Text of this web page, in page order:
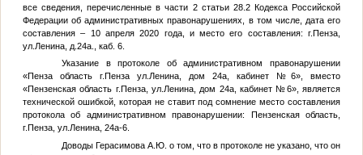
все сведения, перечисленные в части 2 статьи 28.2 Кодекса Российской
Федерации об административных правонарушениях, в том числе, дата его
составления – 10 апреля 2020 года, и место его составления: г.Пенза,
ул.Ленина, д.24а., каб. 6.
Указание в протоколе об административном правонарушении
«Пенза область г.Пенза ул.Ленина, дом 24а, кабинет №6», вместо
«Пензенская область г.Пенза, ул.Ленина, дом 24а, кабинет №6», является
технической ошибкой, которая не ставит под сомнение место составления
протокола об административном правонарушении: Пензенская область,
г.Пенза, ул.Ленина, 24а-6.
Доводы Герасимова А.Ю. о том, что в протоколе не указано, что он